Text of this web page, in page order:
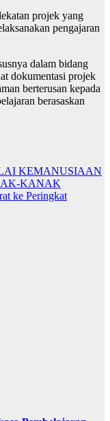
projek yang
pengajaran
dalam bidang
dokumentasi projek
berterusan kepada
berasaskan
KEMANUSIAAN
KANAK
ke Peringkat